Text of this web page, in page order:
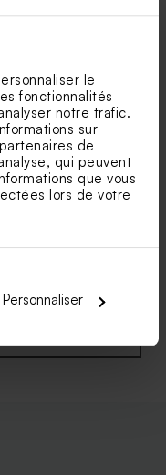
le
fonctionnalités
notre trafic.
sur
de
qui peuvent
que vous
lors de votre
Personnaliser
mariage
colorés
part mariage